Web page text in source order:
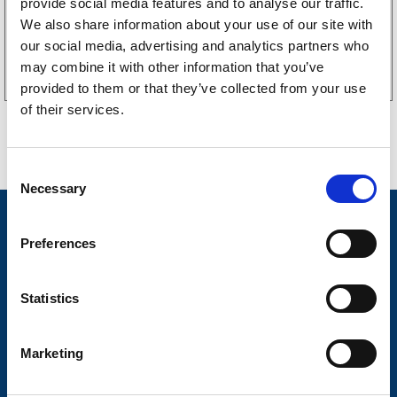
provide social media features and to analyse our traffic.
We also share information about your use of our site with
our social media, advertising and analytics partners who
may combine it with other information that you’ve
provided to them or that they’ve collected from your use
of their services.
o
Necessary
Preferences
Statistics
Marketing
Köp online
Släpvagnsservice
Frågor & Svar
Butikskoncept